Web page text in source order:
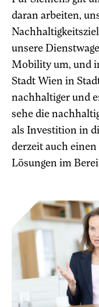
daran arbeiten,
unsere
Mobility um, und
Stadt Wien in
nachhaltiger und
sehe die
als Investition in
derzeit auch
Lösungen im